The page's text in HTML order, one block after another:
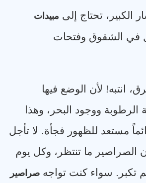
الكبير، تحتاج إلى مبيدات
في الشقوق وفتحات
انتبه! لأن الوضع فيها
ووجود البحر، وهذا
مستعد للظهور فجأة. لا تأجل
الصراصير ما تنتظر، وكل يوم
تكبر. سواء كنت تواجه صراصير